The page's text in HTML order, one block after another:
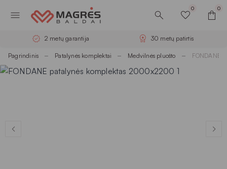
0 0
2 metų garantija 30 metų patirtis
Pagrindinis Patalynės komplektai Medvilnės pluošto FONDANE